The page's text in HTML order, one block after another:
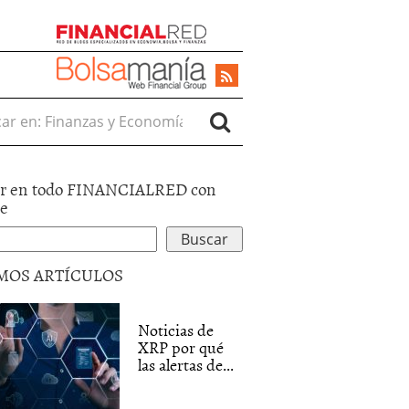
en:
en todo FINANCIALRED con
ARTÍCULOS
Noticias de
XRP por qué
las alertas de...